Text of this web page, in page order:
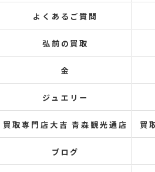
よくあるご質問
弘前の買取
金
ジュエリー
買取専門店大吉 青森観光通店 買
ブログ